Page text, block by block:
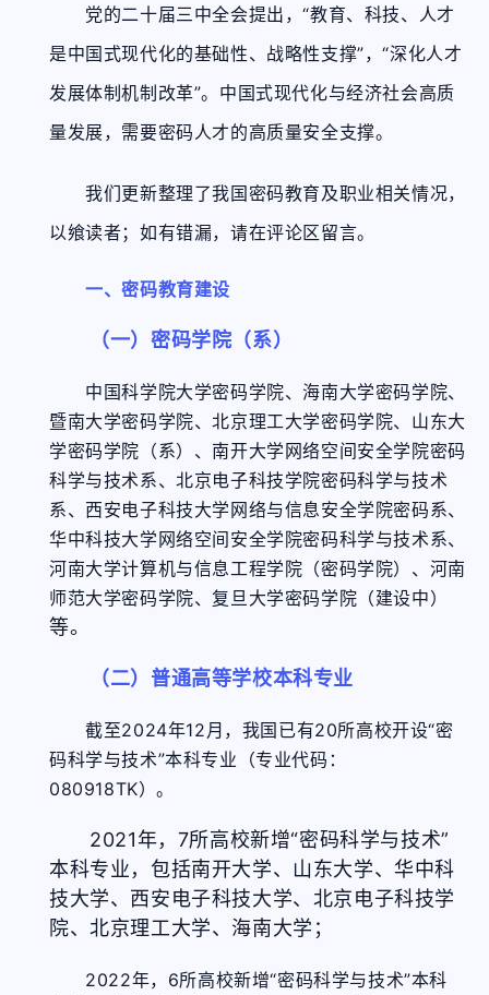
党的二十届三中全会提出，“教育、科技、人才
是中国式现代化的基础性、战略性支撑”，“深化人才
发展体制机制改革”。中国式现代化与经济社会高质
量发展，需要密码人才的高质量安全支撑。
我们更新整理了我国密码教育及职业相关情况，
以飨读者；如有错漏，请在评论区留言。
一、密码教育建设
（一）密码学院（系）
中国科学院大学密码学院、海南大学密码学院、
暨南大学密码学院、北京理工大学密码学院、山东大
学密码学院（系）、南开大学网络空间安全学院密码
科学与技术系、北京电子科技学院密码科学与技术
系、西安电子科技大学网络与信息安全学院密码系、
华中科技大学网络空间安全学院密码科学与技术系、
河南大学计算机与信息工程学院（密码学院）、河南
师范大学密码学院、复旦大学密码学院（建设中）
等。
（二）普通高等学校本科专业
截至2024年12月，我国已有20所高校开设“密
码科学与技术”本科专业（专业代码：
080918TK）。
2021年，7所高校新增“密码科学与技术”
本科专业，包括南开大学、山东大学、华中科
技大学、西安电子科技大学、北京电子科技学
院、北京理工大学、海南大学；
2022年，6所高校新增“密码科学与技术”本科